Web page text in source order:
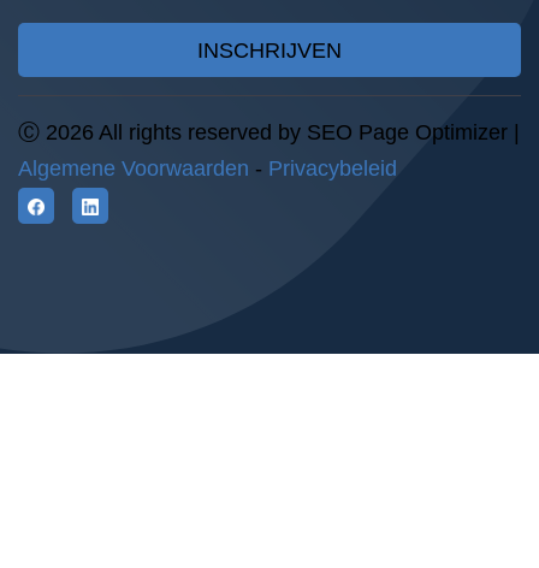
INSCHRIJVEN
Ⓒ 2026 All rights reserved by SEO Page Optimizer |
Algemene Voorwaarden - Privacybeleid